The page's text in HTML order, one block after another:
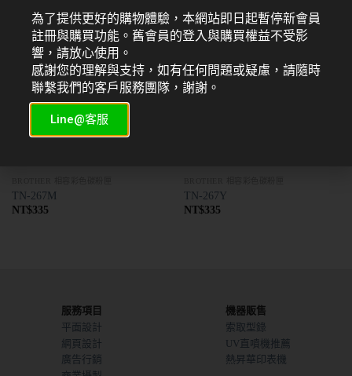
TN-267M
NT$335
TN-267Y
NT$335
服務項目
平面設計
網頁設計
廣告行銷
機器販售
索取型錄
UV直噴機推薦
熱昇華印表機
為了提供更好的購物體驗，本網站即日起暫停新會員
註冊與購買功能。舊會員的登入與購買權益不受影
響，請放心使用。
感謝您的理解與支持，如有任何問題或疑慮，請隨時
聯繫我們的客戶服務團隊，謝謝。
Line@客服